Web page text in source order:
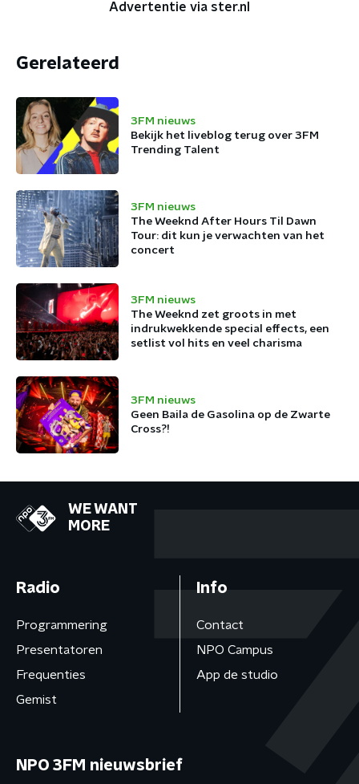
Advertentie via ster.nl
Gerelateerd
3FM nieuws
Bekijk het liveblog terug over 3FM
Trending Talent
3FM nieuws
The Weeknd After Hours Til Dawn
Tour: dit kun je verwachten van het
concert
3FM nieuws
The Weeknd zet groots in met
indrukwekkende special effects, een
setlist vol hits en veel charisma
3FM nieuws
Geen Baila de Gasolina op de Zwarte
Cross?!
WE WANT
MORE
Radio
Programmering
Presentatoren
Frequenties
Gemist
Info
Contact
NPO Campus
App de studio
NPO 3FM nieuwsbrief